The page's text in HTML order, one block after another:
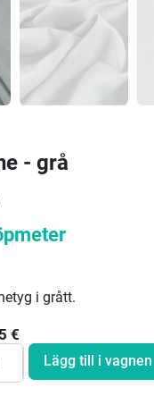
- grå
i grått.
€
Lägg till i vagnen